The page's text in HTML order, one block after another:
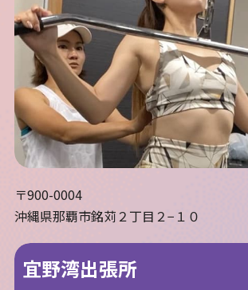
〒900-0004
沖縄県那覇市銘苅２丁目２−１０
宜野湾出張所